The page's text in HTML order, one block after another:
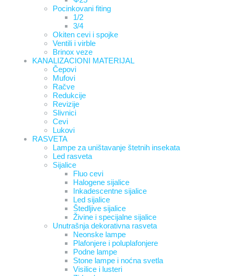
Pocinkovani fiting
1/2
3/4
Okiten cevi i spojke
Ventili i virble
Brinox veze
KANALIZACIONI MATERIJAL
Čepovi
Mufovi
Račve
Redukcije
Revizije
Slivnici
Cevi
Lukovi
RASVETA
Lampe za uništavanje štetnih insekata
Led rasveta
Sijalice
Fluo cevi
Halogene sijalice
Inkadescentne sijalice
Led sijalice
Štedljive sijalice
Živine i specijalne sijalice
Unutrašnja dekorativna rasveta
Neonske lampe
Plafonjere i poluplafonjere
Podne lampe
Stone lampe i noćna svetla
Visilice i lusteri